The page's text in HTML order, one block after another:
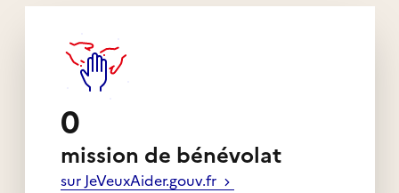
0
mission de bénévolat
sur JeVeuxAider.gouv.fr